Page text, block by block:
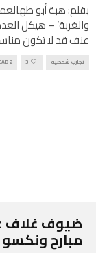
بقلم: هبة أبو
والغربة’ – هيكل
عنف قد لا تكون
تجارب شخصية 3
2 MIN READ
مبارح ونكسو